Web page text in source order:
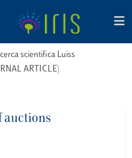
scientifica Luiss
ARTICLE)
auctions